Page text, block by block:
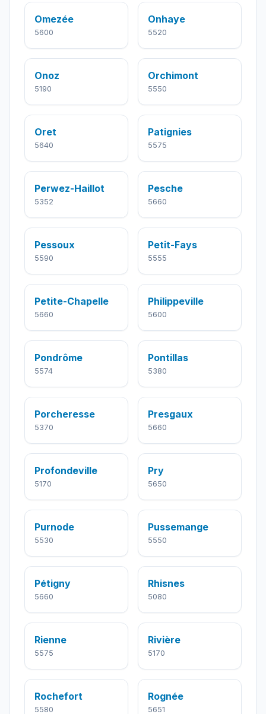
Omezée
5600
Onhaye
5520
Onoz
5190
Orchimont
5550
Oret
5640
Patignies
5575
Perwez-Haillot
5352
Pesche
5660
Pessoux
5590
Petit-Fays
5555
Petite-Chapelle
5660
Philippeville
5600
Pondrôme
5574
Pontillas
5380
Porcheresse
5370
Presgaux
5660
Profondeville
5170
Pry
5650
Purnode
5530
Pussemange
5550
Pétigny
5660
Rhisnes
5080
Rienne
5575
Rivière
5170
Rochefort
5580
Rognée
5651